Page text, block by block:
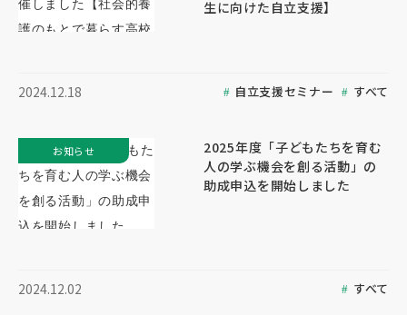
生に向けた自立支援】
2024.12.18 自立支援セミナー すべて
2025年度「子どもたちを育む
人の学ぶ機会を創る活動」の
助成申込を開始しました
2024.12.02 すべて
お知らせ